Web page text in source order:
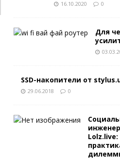
16.10.2020 0
Для
SSD-накопители от
29.06.2018 0